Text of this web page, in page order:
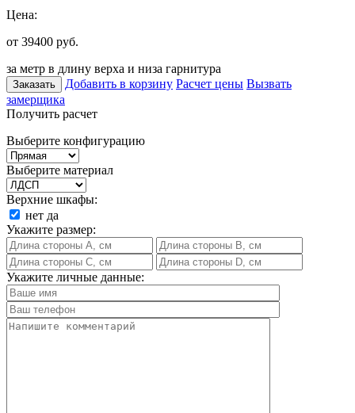
Цена:
от 39400 руб.
за метр в длину верха и низа гарнитура
Заказать Добавить в корзину Расчет цены Вызвать
замерщика
Получить расчет
Выберите конфигурацию
Выберите материал
Верхние шкафы:
нет да
Укажите размер:
Укажите личные данные: